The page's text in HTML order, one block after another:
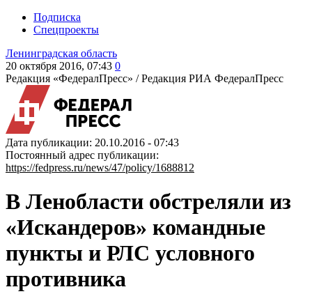
Подписка
Спецпроекты
Ленинградская область
20 октября 2016, 07:43 0
Редакция «ФедералПресс» /Редакция РИА ФедералПресс
Дата публикации: 20.10.2016 - 07:43
Постоянный адрес публикации:
https://fedpress.ru/news/47/policy/1688812
В Ленобласти обстреляли из
«Искандеров» командные
пункты и РЛС условного
противника